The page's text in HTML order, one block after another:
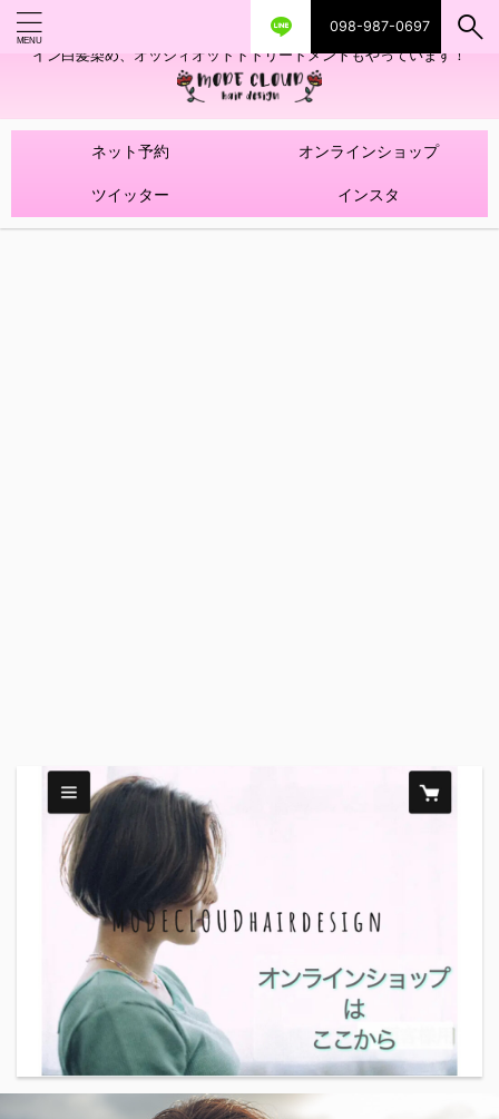
098-987-0697
艶ツヤヘアカラー！髪質改善トリートメントやハイライトを使ったデザ
イン白髪染め、オッジィオットトトリートメントもやっています！
ネット予約 オンラインショップ
ツイッター インスタ